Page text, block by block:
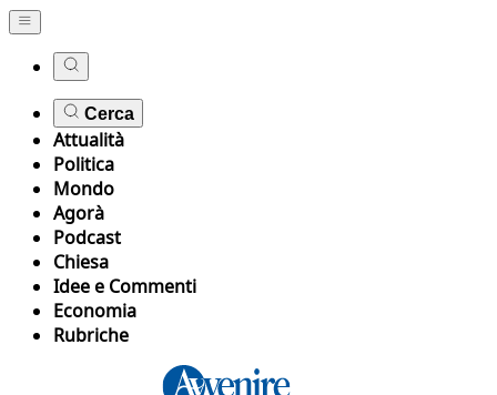
Cerca
Attualità
Politica
Mondo
Agorà
Podcast
Chiesa
Idee e Commenti
Economia
Rubriche